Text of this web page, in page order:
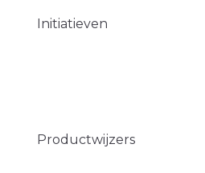
Initiatieven
Productwijzers